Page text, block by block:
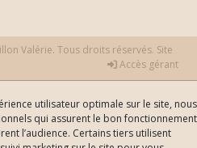
Valérie. Tous droits réservés. Site
Accès gérant
utilisateur optimale sur le site, nous
qui assurent le bon fonctionnement
l’audience. Certains tiers utilisent